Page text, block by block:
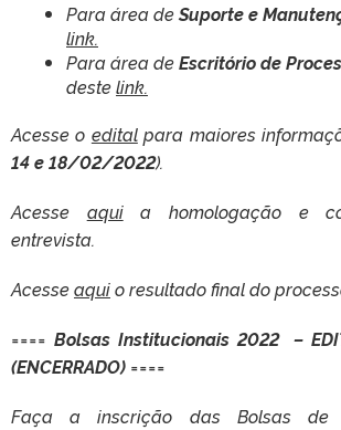
Para área deSuporte e
link.
Para área deEscritório de
destelink.
Acesse o editalpara maiores
14 e 18/02/2022).
Acesse aquia homologação e
entrevista.
Acesseaquio resultado final do
==== Bolsas Institucionais 2022 –
(ENCERRADO) ====
Faça a inscrição das Bolsas de